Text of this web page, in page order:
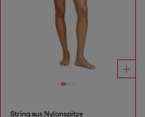
String aus Nylonspitze